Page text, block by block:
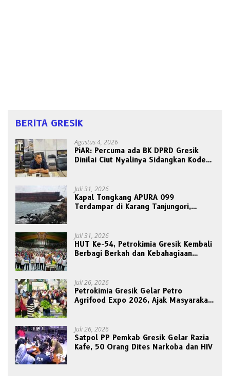
BERITA GRESIK
Agustus 4, 2026
PiAR: Percuma ada BK DPRD Gresik
Dinilai Ciut Nyalinya Sidangkan Kode
Juli 31, 2026
Kapal Tongkang APURA 099
Terdampar di Karang Tanjungori,
Juli 31, 2026
HUT Ke-54, Petrokimia Gresik Kembali
Berbagi Berkah dan Kebahagiaan
Juli 26, 2026
Petrokimia Gresik Gelar Petro
Agrifood Expo 2026, Ajak Masyarakat
Juli 26, 2026
Satpol PP Pemkab Gresik Gelar Razia
Kafe, 50 Orang Dites Narkoba dan HIV